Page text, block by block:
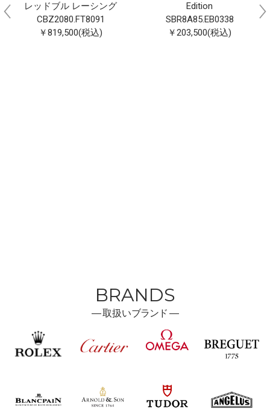
レッドブル レーシング
CBZ2080.FT8091
￥819,500(税込)
Edition
SBR8A85.EB0338
￥203,500(税込)
BRANDS
―取扱いブランド ―